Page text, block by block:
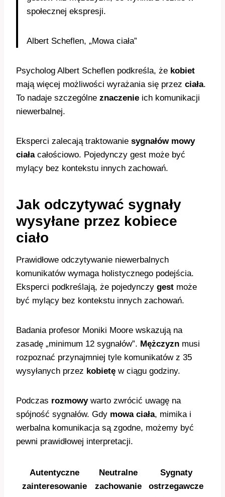
społecznej ekspresji.
Albert Scheflen, „Mowa ciała”
Psycholog Albert Scheflen podkreśla, że kobiet
mają więcej możliwości wyrażania się przez ciała.
To nadaje szczególne znaczenie ich komunikacji
niewerbalnej.
Eksperci zalecają traktowanie sygnałów mowy
ciałacałościowo. Pojedynczy gest może być
mylący bez kontekstu innych zachowań.
Jak odczytywać sygnały
wysyłane przez kobiece
ciało
Prawidłowe odczytywanie niewerbalnych
komunikatów wymaga holistycznego podejścia.
Eksperci podkreślają, że pojedynczy gest może
być mylący bez kontekstu innych zachowań.
Badania profesor Moniki Moore wskazują na
zasadę „minimum 12 sygnałów”. Mężczyzn musi
rozpoznać przynajmniej tyle komunikatów z 35
wysyłanych przez kobietę w ciągu godziny.
Podczas rozmowywarto zwrócić uwagę na
spójność sygnałów. Gdy mowa ciała, mimika i
werbalna komunikacja są zgodne, możemy być
pewni prawidłowej interpretacji.
Autentyczne
zainteresowanie
Neutralne
zachowanie
Sygnaty
ostrzegawcze